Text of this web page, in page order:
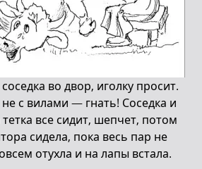
во двор, иголку просит.
с вилами — гнать! Соседка и
все сидит, шепчет, потом
сидела, пока весь пар не
отухла и на лапы встала.